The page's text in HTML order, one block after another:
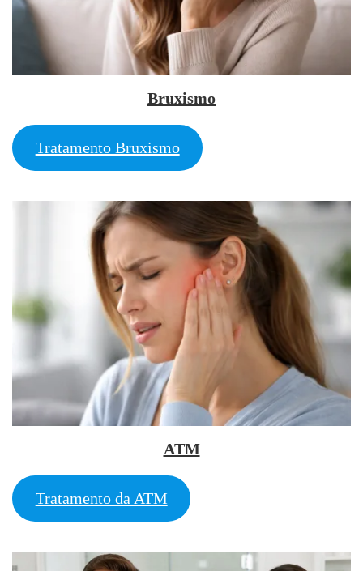
Bruxismo
Tratamento Bruxismo
ATM
Tratamento da ATM